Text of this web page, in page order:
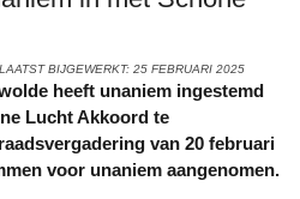
LAATST BIJGEWERKT: 25 FEBRUARI 2025
Lucht Akkoord te
van 20 februari
voor unaniem aangenomen.